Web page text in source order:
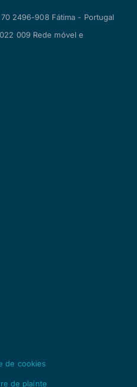
2496-908 Fátima - Portugal
009 Rede móvel e
de cookies
de plainte